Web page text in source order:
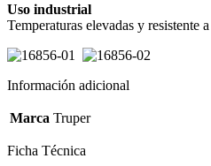
Uso industrial
Temperaturas elevadas y resistente
Información adicional
Marca Truper
Ficha Técnica